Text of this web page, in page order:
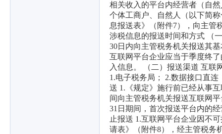
相关收入的平台内经营者（自
个体工商户、自然人（以下简
息报送表》（附件7），向主管
涉税信息的报送时间和方式 （
30日内向主管税务机关报送其
互联网平台企业应当于季度终
入信息。 （二）报送渠道 互联
1.电子税务局； 2.数据接口直
送 1.《规定》施行前已经从事
间向主管税务机关报送互联网
31日期间，首次报送平台内的
止报送 1.互联网平台企业因不
请表》（附件8），经主管税务